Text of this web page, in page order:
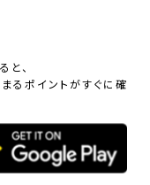
と、
るポイントがすぐに確